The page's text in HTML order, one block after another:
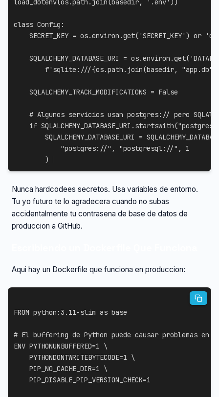
class Config :
    SECRET_KEY
= os.environ .get( 'SECRET_KEY' ) or
    SQLALCHEMY_DATABASE_URI
= os.environ .get(
f'sqlite:///{os.path . join(basedir, "app.db"
    SQLALCHEMY_TRACK_MODIFICATIONS
= False
# Algunos servicios usan postgres:// pero
if SQLALCHEMY_DATABASE_URI . startswith(
        SQLALCHEMY_DATABASE_URI
=
"postgres://" , "postgresql://" ,
1
)
Nunca hardcodees secretos. Usa variables de entorno.
Tu yo futuro te lo agradecera cuando no subas
accidentalmente tu contrasena de base de datos de
produccion a GitHub.
Aqui hay un Dockerfile que funciona en produccion:
FROM python:3.11-slim as base
# El buffering de Python puede causar problemas en
ENV PYTHONUNBUFFERED=1 \
    PYTHONDONTWRITEBYTECODE=1
\
    PIP_NO_CACHE_DIR=1
\
    PIP_DISABLE_PIP_VERSION_CHECK=1